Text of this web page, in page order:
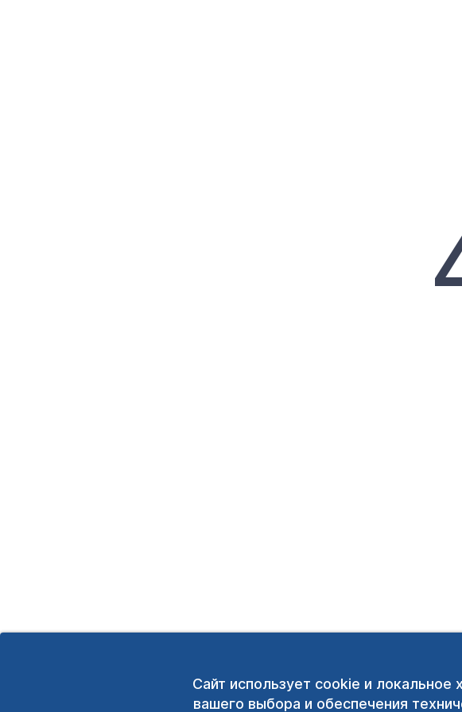
Сайт использует cookie и
вашего выбора и обеспечения